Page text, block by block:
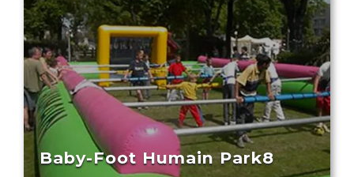
Baby-Foot Humain Park8